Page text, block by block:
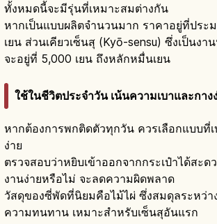
ทั้งหมดนี้จะมีรุ่นที่เหมาะสมต่างกัน
หากเป็นแบบผลิตจำนวนมาก ราคาอยู่ที่ประ
เยน ส่วนเคียวเซ็นสุ (Kyō-sensu) ซึ่งเป็นงา
จะอยู่ที่ 5,000 เยน ถึงหลักหมื่นเยน
ใช้ในชีวิตประจำวัน เน้นความเบาและกาง
หากต้องการพกติดตัวทุกวัน ควรเลือกแบบที่
ง่าย
ตรวจสอบว่าหยิบเข้าออกจากกระเป๋าได้สะ
งานง่ายหรือไม่ จะลดความผิดพลาด
วัสดุของซี่พัดที่นิยมคือไม้ไผ่ ซึ่งสมดุลระหว่า
ความทนทาน เหมาะสำหรับเซ็นสุอันแรก